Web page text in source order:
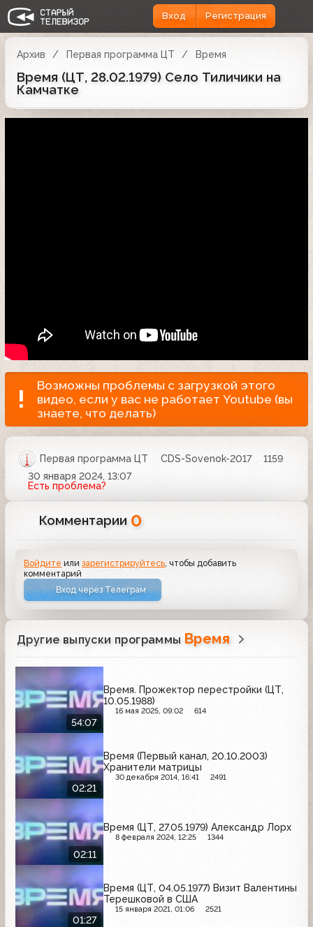
Вход Регистрация
Архив Первая программа ЦТ Время
Время (ЦТ, 28.02.1979) Село Тиличики на
Камчатке
Возможны проблемы с загрузкой этого
видео, если у вас не работает Youtube (вы
знаете, что делать)
Первая программа ЦТ CDS-Sovenok-2017
1159
30 января 2024, 13:07
Есть проблема?
Комментарии 0
Войдите илизарегистрируйтесь , чтобы добавить
комментарий
Вход через Телеграм
Другие выпуски программы Время
54:07
Время. Прожектор перестройки (ЦТ,
10.05.1988)
16 мая 2025, 09:02 614
02:21
Время (Первый канал, 20.10.2003)
Хранители матрицы
30 декабря 2014, 16:41 2491
02:11
Время (ЦТ, 27.05.1979) Александр Лорх
8 февраля 2024, 12:25 1344
01:27
Время (ЦТ, 04.05.1977) Визит Валентины
Терешковой в США
15 января 2021, 01:06 2521